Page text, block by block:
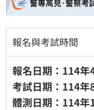
報名與考試時間
報名日期： 114年
考試日期： 114年
體測日期： 114年